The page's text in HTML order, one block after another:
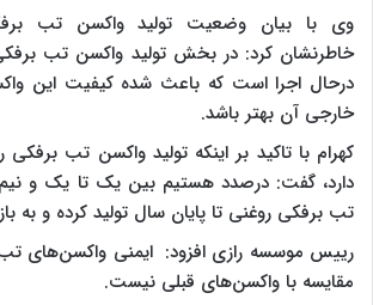
وی با بیان وضعیت تولید واکسن تب
خاطرنشان کرد: در بخش تولید واکسن تب
درحال اجرا است که باعث شده کیفیت این
خارجی آن بهتر باشد.
کهرام با تاکید بر اینکه تولید واکسن تب برفکی
دارد، گفت: درصدد هستیم بین یک تا یک و
تب برفکی روغنی تا پایان سال تولید کرده و به
رییس موسسه رازی افزود: ایمنی واکسن‌های
مقایسه با واکسن‌های قبلی نیست.